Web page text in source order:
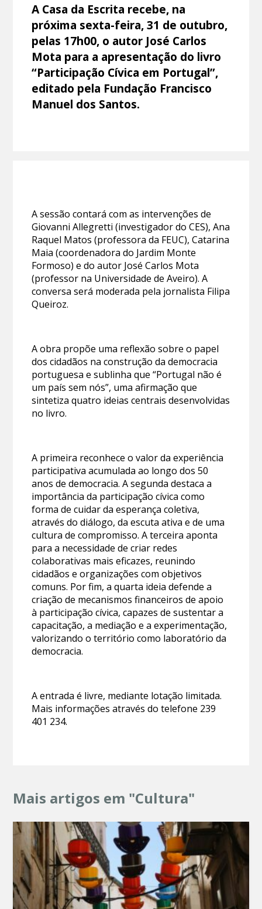
A Casa da Escrita recebe, na
próxima sexta-feira, 31 de outubro,
pelas 17h00, o autor José Carlos
Mota para a apresentação do livro
“Participação Cívica em Portugal”,
editado pela Fundação Francisco
Manuel dos Santos.
A sessão contará com as intervenções de
Giovanni Allegretti (investigador do CES), Ana
Raquel Matos (professora da FEUC), Catarina
Maia (coordenadora do Jardim Monte
Formoso) e do autor José Carlos Mota
(professor na Universidade de Aveiro). A
conversa será moderada pela jornalista Filipa
Queiroz.
A obra propõe uma reflexão sobre o papel
dos cidadãos na construção da democracia
portuguesa e sublinha que “Portugal não é
um país sem nós”, uma afirmação que
sintetiza quatro ideias centrais desenvolvidas
no livro.
A primeira reconhece o valor da experiência
participativa acumulada ao longo dos 50
anos de democracia. A segunda destaca a
importância da participação cívica como
forma de cuidar da esperança coletiva,
através do diálogo, da escuta ativa e de uma
cultura de compromisso. A terceira aponta
para a necessidade de criar redes
colaborativas mais eficazes, reunindo
cidadãos e organizações com objetivos
comuns. Por fim, a quarta ideia defende a
criação de mecanismos financeiros de apoio
à participação cívica, capazes de sustentar a
capacitação, a mediação e a experimentação,
valorizando o território como laboratório da
democracia.
A entrada é livre, mediante lotação limitada.
Mais informações através do telefone 239
401 234.
Mais artigos em "Cultura"